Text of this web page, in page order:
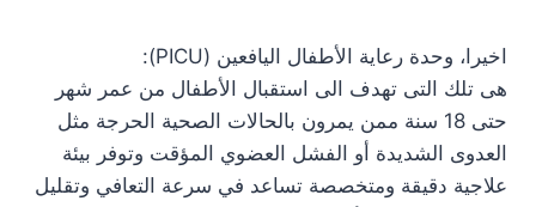
اخيرا، وحدة رعاية الأطفال اليافعين (PICU):
هى تلك التى تهدف الى استقبال الأطفال من عمر شهر
حتى 18 سنة ممن يمرون بالحالات الصحية الحرجة مثل
العدوى الشديدة أو الفشل العضوي المؤقت وتوفر بيئة
علاجية دقيقة ومتخصصة تساعد في سرعة التعافي وتقليل